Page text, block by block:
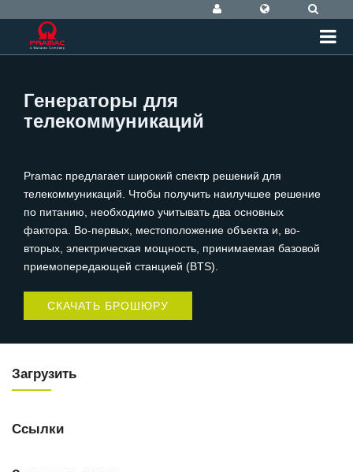
Генераторы для
телекоммуникаций
Pramac предлагает широкий спектр решений для
телекоммуникаций. Чтобы получить наилучшее решение
по питанию, необходимо учитывать два основных
фактора. Во-первых, местоположение объекта и, во-
вторых, электрическая мощность, принимаемая базовой
приемопередающей станцией (BTS).
СКАЧАТЬ БРОШЮРУ
Загрузить
Ссылки